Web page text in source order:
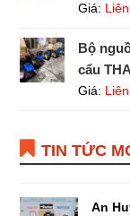
Giá:
Bộ
cẩu
Giá:
TIN TỨC
An